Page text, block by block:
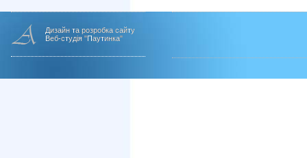
Дизайн та розробка сайту
Веб-студія "Паутинка"